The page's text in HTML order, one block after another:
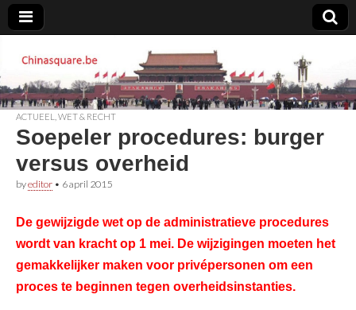
Chinasquare.be
ACTUEEL WET & RECHT
Soepeler procedures: burger
versus overheid
byeditor • 6 april 2015
De gewijzigde wet op de administratieve procedures
wordt van kracht op 1 mei. De wijzigingen moeten het
gemakkelijker maken voor privépersonen om een
proces te beginnen tegen overheidsinstanties.